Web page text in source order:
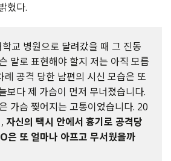
혔다.
교 병원으로 달려갔을 때 그 진동
말로 표현해야 할지 저는 아직 모릅
례 공격 당한 남편의 시신 모습은 또
보다 제 가슴이 먼저 무너졌습니다.
가슴 찢어지는 고통이었습니다. 20
자신의 택시 안에서 흉기로 공격당
은 또 얼마나 아프고 무서웠을까